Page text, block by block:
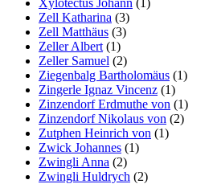
Zell Katharina (3)
Zell Matthäus (3)
Zeller Albert (1)
Zeller Samuel (2)
Ziegenbalg Bartholomäus (1)
Zingerle Ignaz Vincenz (1)
Zinzendorf Erdmuthe von (1)
Zinzendorf Nikolaus von (2)
Zutphen Heinrich von (1)
Zwick Johannes (1)
Zwingli Anna (2)
Zwingli Huldrych (2)